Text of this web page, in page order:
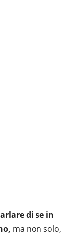
di se in
ma non solo,